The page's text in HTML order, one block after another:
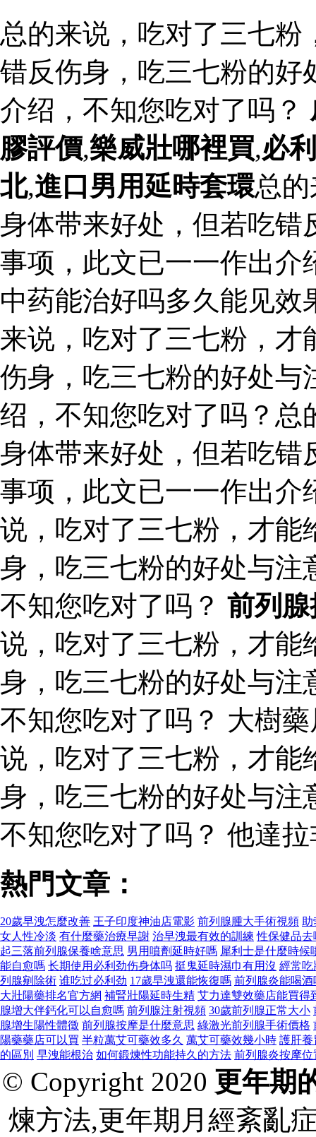
总的来说，吃对了三七
错反伤身，吃三七粉的好
介绍，不知您吃对了吗？
膠評價,樂威壯哪裡買,必
北,進口男用延時套環总
身体带来好处，但若吃错
事项，此文已一一作出介
中药能治好吗多久能见效
来说，吃对了三七粉，才
伤身，吃三七粉的好处与
绍，不知您吃对了吗？总
身体带来好处，但若吃错
事项，此文已一一作出介
说，吃对了三七粉，才能
身，吃三七粉的好处与注
不知您吃对了吗？ 前列
说，吃对了三七粉，才能
身，吃三七粉的好处与注
不知您吃对了吗？ 大樹
说，吃对了三七粉，才能
身，吃三七粉的好处与注
不知您吃对了吗？ 他達
熱門文章：
20歲早洩怎麼改善 王子印度神油店電影 前列腺腫大手術視頻
女人性冷淡 有什麼藥治療早謝 治早洩最有效的訓練 性保健品
起三落前列腺保養啥意思 男用噴劑延時好嗎 犀利士是什麼時候
能自愈嗎 长期使用必利劲伤身体吗 挺鬼延時濕巾有用沒 經常吃
列腺剜除術 谁吃过必利劲 17歲早洩還能恢復嗎 前列腺炎能喝酒
大壯陽藥排名官方網 補腎壯陽延時生精 艾力達雙效藥店能買得
腺增大伴鈣化可以自愈嗎 前列腺注射視頻 30歲前列腺正常大小
腺增生陽性體徵 前列腺按摩是什麼意思 綠激光前列腺手術價格
陽藥藥店可以買 半粒萬艾可藥效多久 萬艾可藥效幾小時 護肝養
的區別 早洩能根治 如何鍛煉性功能持久的方法 前列腺炎按摩位
© Copyright 2020 更年期
煉方法,更年期月經紊亂